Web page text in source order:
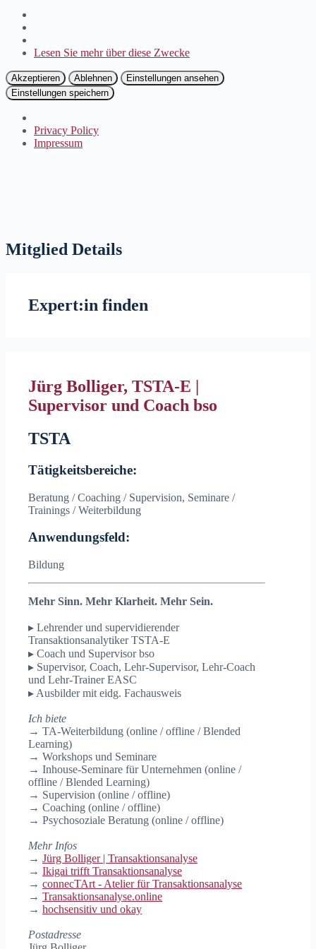
Lesen Sie mehr über diese Zwecke
Akzeptieren Ablehnen
Einstellungen ansehen
Einstellungen speichern
Privacy Policy
Impressum
Mitglied Details
Expert:in finden
Jürg Bolliger, TSTA-E |
Supervisor und Coach bso
TSTA
Tätigkeitsbereiche:
Beratung / Coaching / Supervision, Seminare /
Trainings / Weiterbildung
Anwendungsfeld:
Bildung
Mehr Sinn. Mehr Klarheit. Mehr Sein.
▸ Lehrender und supervidierender
Transaktionsanalytiker TSTA-E
▸ Coach und Supervisor bso
▸ Supervisor, Coach, Lehr-Supervisor, Lehr-Coach
und Lehr-Trainer EASC
▸ Ausbilder mit eidg. Fachausweis
Ich biete
→ TA-Weiterbildung (online / offline / Blended
Learning)
→ Workshops und Seminare
→ Inhouse-Seminare für Unternehmen (online /
offline / Blended Learning)
→ Supervision (online / offline)
→ Coaching (online / offline)
→ Psychosoziale Beratung (online / offline)
Mehr Infos
→ Jürg Bolliger | Transaktionsanalyse
→ Ikigai trifft Transaktionsanalyse
→ connecTArt - Atelier für Transaktionsanalyse
→ Transaktionsanalyse.online
→ hochsensitiv und okay
Postadresse